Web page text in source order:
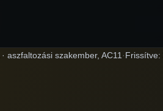
· aszfaltozási szakember, AC11 ·Frissítve: